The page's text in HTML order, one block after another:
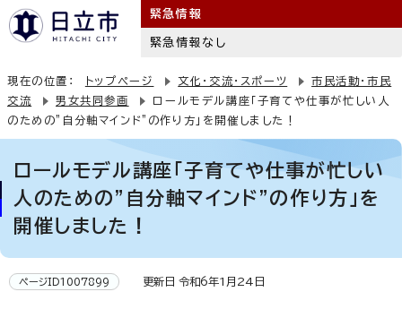
緊急情報
緊急情報なし
現在の位置： トップページ 文化・交流・スポーツ
市民活動・市民
交流
男女共同参画
ロールモデル講座「子育てや仕事が忙しい人
のための”自分軸マインド”の作り方」を開催しました！
ロールモデル講座「子育てや仕事が忙しい
人のための”自分軸マインド”の作り方」を
開催しました！
ページID1007899 更新日 令和6年1月24日